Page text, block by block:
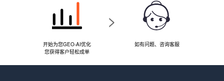
开始为您GEO-AI优化
您获得客户轻松成单
>
如有问题、咨询客服